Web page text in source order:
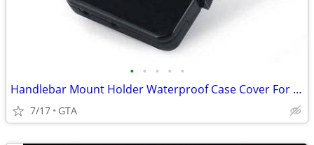
• • • • •
Handlebar Mount Holder Waterproof Case Cover For iPhone 5
7/17 GTA